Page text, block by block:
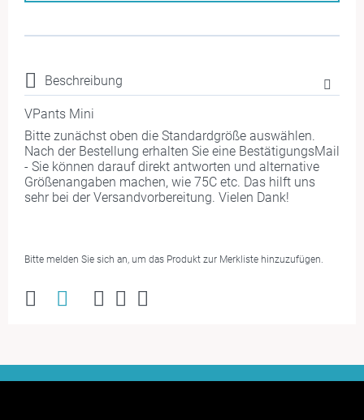
Beschreibung
VPants Mini
Bitte zunächst oben die Standardgröße auswählen.
Nach der Bestellung erhalten Sie eine BestätigungsMail
- Sie können darauf direkt antworten und alternative
Größenangaben machen, wie 75C etc. Das hilft uns
sehr bei der Versandvorbereitung. Vielen Dank!
Bitte melden Sie sich an, um das Produkt zur Merkliste hinzuzufügen.